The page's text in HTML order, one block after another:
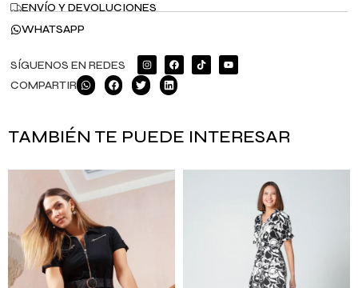
ENVÍO Y DEVOLUCIONES
WHATSAPP
SÍGUENOS EN REDES
COMPARTIR
TAMBIÉN TE PUEDE INTERESAR